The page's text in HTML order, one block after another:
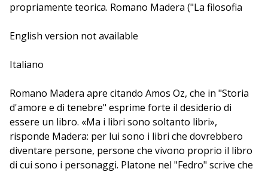
propriamente teorica. Romano Madera ("La filosofia
filosofia intesa come pratica d'indagine sulla vita.
riportato sul programma. Originariamente era prevista
English version not available
Italiano
Romano Madera apre citando Amos Oz, che in "Storia
d'amore e di tenebre" esprime forte il desiderio di
essere un libro. «Ma i libri sono soltanto libri»,
risponde Madera: per lui sono i libri che dovrebbero
diventare persone, persone che vivono proprio il libro
di cui sono i personaggi. Platone nel "Fedro" scrive che